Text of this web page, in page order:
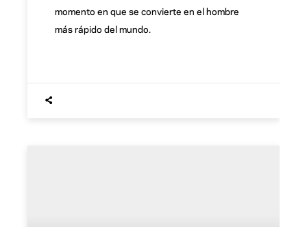
momento en que se convierte en el hombre
más rápido del mundo.